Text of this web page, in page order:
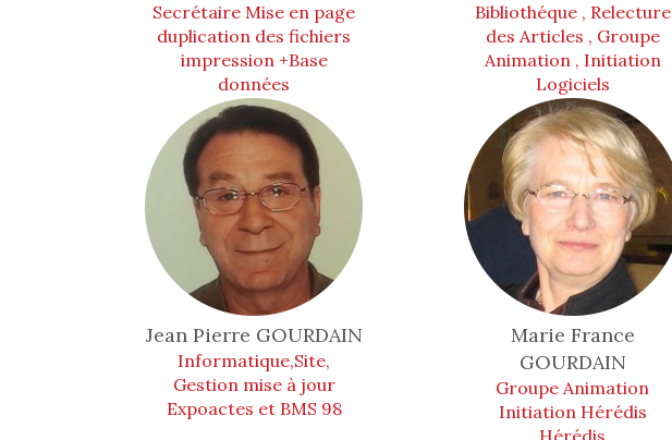
Secrétaire Mise en page
duplication des fichiers
impression +Base
données
Bibliothéque , Relecture
des Articles , Groupe
Animation , Initiation
Logiciels
Jean Pierre GOURDAIN
Informatique,Site,
Gestion mise à jour
Expoactes et BMS 98
Marie France
GOURDAIN
Groupe Animation
Initiation Hérédis
Hérédis